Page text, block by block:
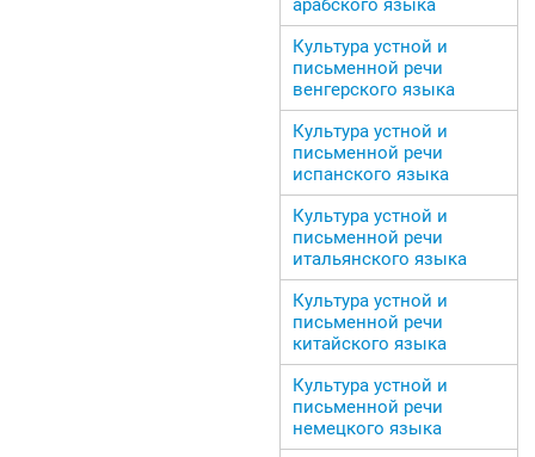
арабского языка
Культура устной и
письменной речи
венгерского языка
Культура устной и
письменной речи
испанского языка
Культура устной и
письменной речи
итальянского языка
Культура устной и
письменной речи
китайского языка
Культура устной и
письменной речи
немецкого языка